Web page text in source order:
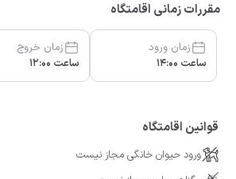
مقررات زمانی اقامتگاه
زمان ورود
ساعت 14:00
زمان خروج
ساعت 12:00
قوانین اقامتگاه
ورود حیوان خانگی مجاز نیست